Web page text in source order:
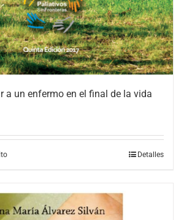
a un enfermo en el final de la vida
Detalles